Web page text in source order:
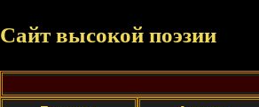
Сайт высокой поэзии